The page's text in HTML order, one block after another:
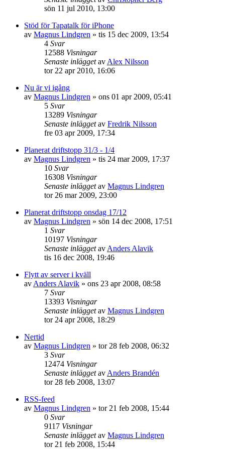
sön 11 jul 2010, 13:00
Stöd för Tapatalk för iPhone
av Magnus Lindgren » tis 15 dec 2009, 13:54
4 Svar
12588 Visningar
Senaste inläggetav Alex Nilsson
tor 22 apr 2010, 16:06
Nu är vi igång
av Magnus Lindgren » ons 01 apr 2009, 05:41
5 Svar
13289 Visningar
Senaste inläggetav Fredrik Nilsson
fre 03 apr 2009, 17:34
Planerat driftstopp 31/3 - 1/4
av Magnus Lindgren » tis 24 mar 2009, 17:37
10 Svar
16308 Visningar
Senaste inläggetav Magnus Lindgren
tor 26 mar 2009, 23:00
Planerat driftstopp onsdag 17/12
av Magnus Lindgren » sön 14 dec 2008, 17:51
1 Svar
10197 Visningar
Senaste inläggetav Anders Alavik
tis 16 dec 2008, 19:46
Flytt av server i kväll
av Anders Alavik » ons 23 apr 2008, 08:58
7 Svar
13393 Visningar
Senaste inläggetav Magnus Lindgren
tor 24 apr 2008, 18:29
Nertid
av Magnus Lindgren » tor 28 feb 2008, 06:32
3 Svar
12474 Visningar
Senaste inläggetav Anders Brandén
tor 28 feb 2008, 13:07
RSS-feed
av Magnus Lindgren » tor 21 feb 2008, 15:44
0 Svar
9117 Visningar
Senaste inläggetav Magnus Lindgren
tor 21 feb 2008, 15:44